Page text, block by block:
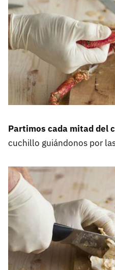
Partimos cada mitad del
cuchillo guiándonos por